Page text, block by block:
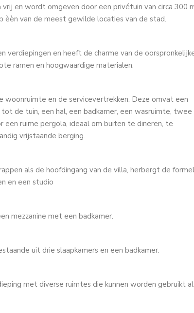
en wordt omgeven door een privétuin van circa 300
èèn van de meest gewilde locaties van de stad.
verdiepingen en heeft de charme van de
ramen en hoogwaardige materialen.
woonruimte en de servicevertrekken. Deze omvat een
de tuin, een hal, een badkamer, een wasruimte, twee
een ruime pergola, ideaal om buiten te dineren, te
vrijstaande berging.
als de hoofdingang van de villa, herbergt de
en een studio
mezzanine met een badkamer.
uit drie slaapkamers en een badkamer.
met diverse ruimtes die kunnen worden gebruikt